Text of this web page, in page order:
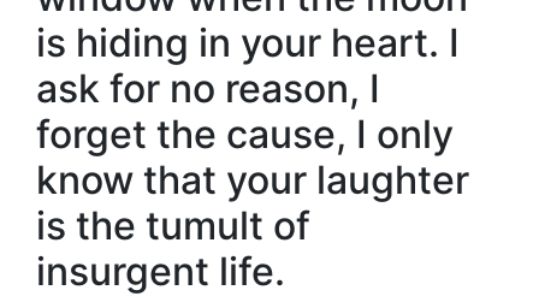
is hiding in your heart. I
ask for no reason, I
forget the cause, I only
know that your laughter
is the tumult of
insurgent life.